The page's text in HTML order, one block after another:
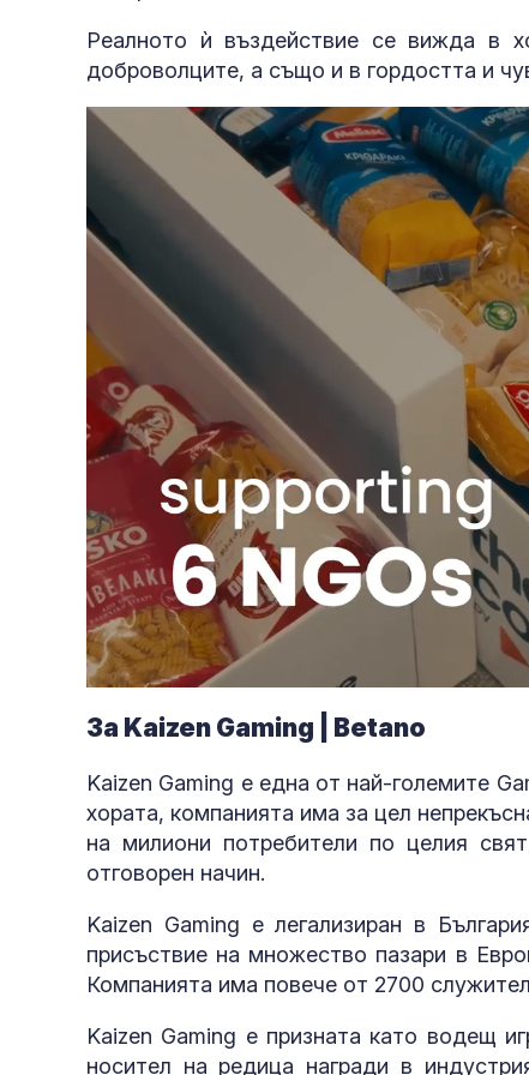
Реалното ѝ въздействие се вижда в
доброволците, а също и в гордостта и
Unmute Loaded
77.01%
За Kaizen Gaming | Betano
Kaizen Gaming е една от най-големите
хората, компанията има за цел
на милиони потребители по целия
отговорен начин.
Kaizen Gaming е легализиран в
присъствие на множество пазари в
Компанията има повече от 2700
Kaizen Gaming е призната като водещ
носител на редица награди в